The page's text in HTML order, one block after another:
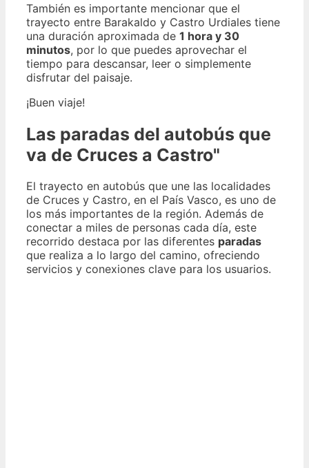
También es importante mencionar que el
trayecto entre Barakaldo y Castro Urdiales tiene
una duración aproximada de 1 hora y 30
minutos, por lo que puedes aprovechar el
tiempo para descansar, leer o simplemente
disfrutar del paisaje.
¡Buen viaje!
Las paradas del autobús que
va de Cruces a Castro"
El trayecto en autobús que une las localidades
de Cruces y Castro, en el País Vasco, es uno de
los más importantes de la región. Además de
conectar a miles de personas cada día, este
recorrido destaca por las diferentes paradas
que realiza a lo largo del camino, ofreciendo
servicios y conexiones clave para los usuarios.